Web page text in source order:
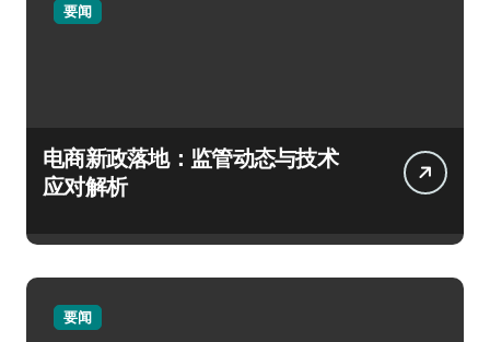
要闻
电商新政落地：监管动态与技术
应对解析
要闻